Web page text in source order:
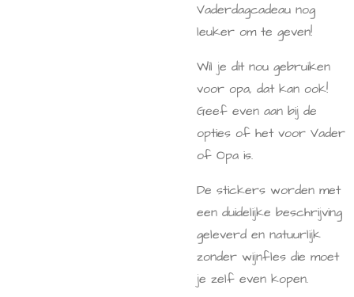
Vaderdagcadeau nog
leuker om te geven!
Wil je dit nou gebruiken
voor opa, dat kan ook!
Geef even aan bij de
opties of het voor Vader
of Opa is.
De stickers worden met
een duidelijke beschrijving
geleverd en natuurlijk
zonder wijnfles die moet
je zelf even kopen.